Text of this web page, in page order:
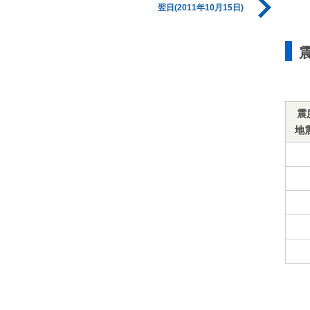
翌日(2011年10月15日)
震
地